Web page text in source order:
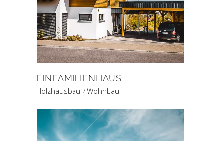
EINFAMILIENHAUS
Holzhausbau Wohnbau